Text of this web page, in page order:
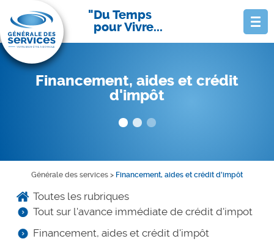
Du Temps
pour Vivre...
Financement, aides et crédit
d'impôt
Générale des services > Financement, aides et crédit d'impôt
Toutes les rubriques
Tout sur l'avance immédiate de crédit d'impot
Financement, aides et crédit d'impôt